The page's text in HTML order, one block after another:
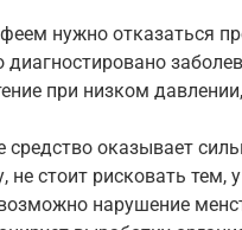
нужно отказаться
при низком
оказывает
стоит рисковать тем,
нарушение